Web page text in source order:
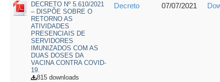
DECRETO Nº 5.610/2021
– DISPÕE SOBRE O
RETORNO AS
ATIVIDADES
PRESENCIAIS DE
SERVIDORES
IMUNIZADOS COM AS
DUAS DOSES DA
VACINA CONTRA COVID-
19.
815 downloads
Decreto 07/07/2021